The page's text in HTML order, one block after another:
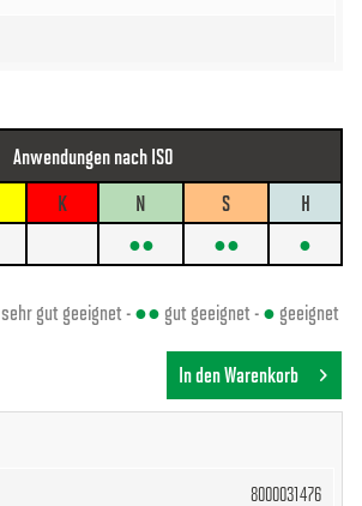
Anwendungen nach ISO
K N S
H
●● ●● ●
sehr gut geeignet -●● gut geeignet -● geeignet
In den Warenkorb
8000031476